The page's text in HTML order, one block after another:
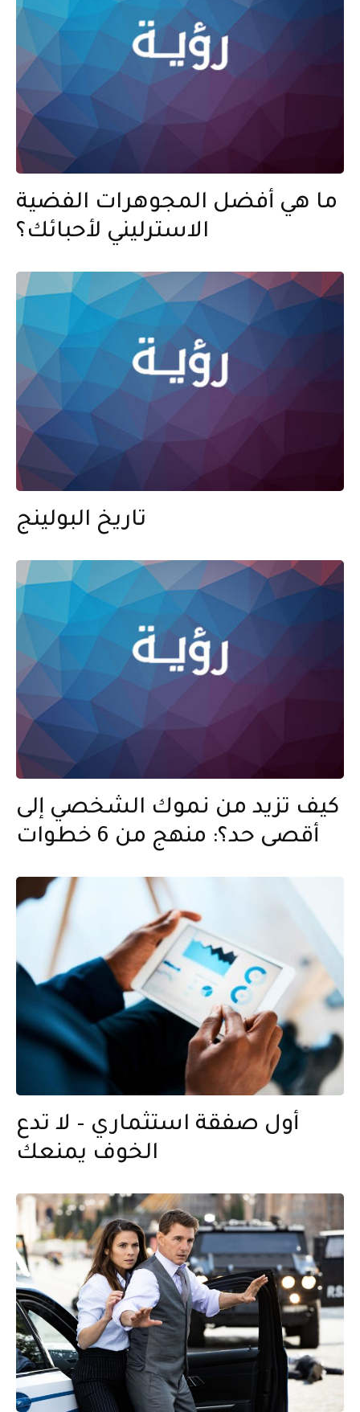
ما هي أفضل المجوهرات الفضية
الاسترليني لأحبائك؟
تاريخ البولينج
كيف تزيد من نموك الشخصي إلى
أقصى حد؟: منهج من 6 خطوات
أول صفقة استثماري – لا تدع
الخوف يمنعك